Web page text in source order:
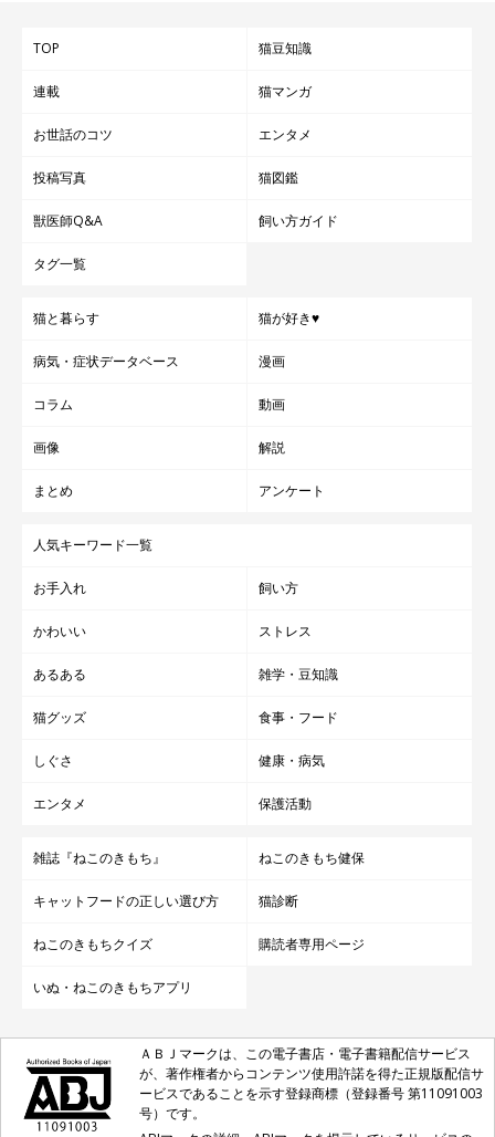
TOP 猫豆知識
連載 猫マンガ
お世話のコツ エンタメ
投稿写真 猫図鑑
獣医師Q&A 飼い方ガイド
タグ一覧
猫と暮らす 猫が好き♥
病気・症状データベース 漫画
コラム 動画
画像 解説
まとめ アンケート
人気キーワード一覧
お手入れ 飼い方
かわいい ストレス
あるある 雑学・豆知識
猫グッズ 食事・フード
しぐさ 健康・病気
エンタメ 保護活動
雑誌『ねこのきもち』 ねこのきもち健保
キャットフードの正しい選び方 猫診断
ねこのきもちクイズ 購読者専用ページ
いぬ・ねこのきもちアプリ
ＡＢＪマークは、この電子書店・電子書籍配信サービス
が、著作権者からコンテンツ使用許諾を得た正規版配信サ
ービスであることを示す登録商標（登録番号 第11091003
号）です。